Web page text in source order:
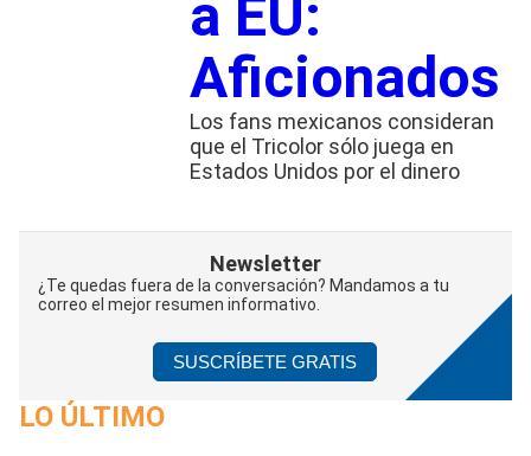
a EU:
Aficionados
Los fans mexicanos consideran
que el Tricolor sólo juega en
Estados Unidos por el dinero
Newsletter
¿Te quedas fuera de la conversación? Mandamos a tu
correo el mejor resumen informativo.
SUSCRÍBETE GRATIS
LO ÚLTIMO